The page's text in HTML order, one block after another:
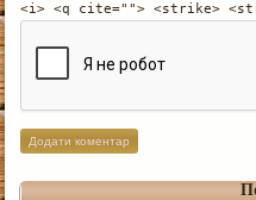
<i> <q cite=""> <strike>